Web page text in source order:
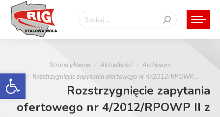
Otwórz pasek narzędzi
Szukaj:
Strona główna Aktualności
Archiwum
Rozstrzygnięcie zapytania ofertowego nr 4/2012/RPOWP…
Rozstrzygnięcie zapytania
ofertowego nr 4/2012/RPOWP II z